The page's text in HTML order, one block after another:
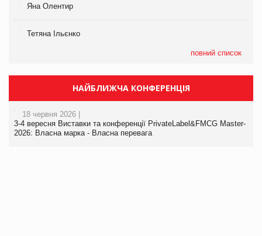
Яна Олентир
Тетяна Ільєнко
повний список
НАЙБЛИЖЧА КОНФЕРЕНЦІЯ
18 червня 2026 |
3-4 вересня Виставки та конференції PrivateLabel&FMCG Master-
2026: Власна марка - Власна перевага